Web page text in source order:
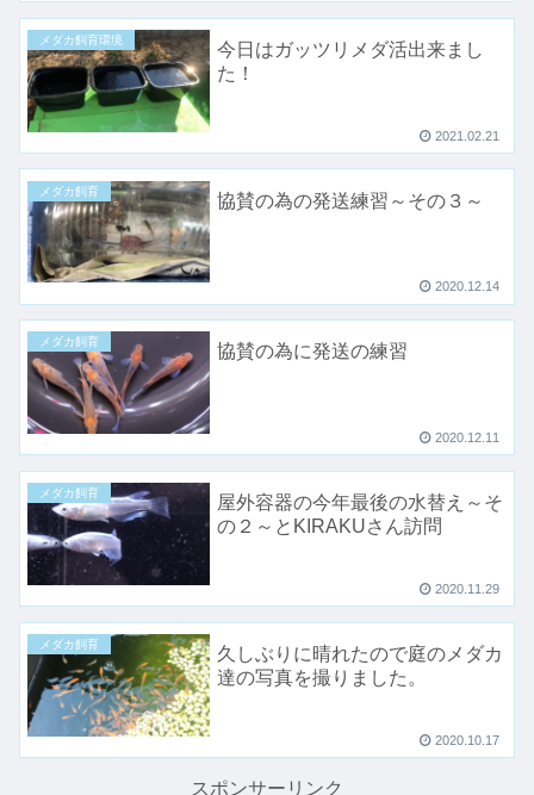
メダカ飼育環境
今日はガッツリメダ活出来まし
た！
2021.02.21
メダカ飼育 協賛の為の発送練習～その３～
2020.12.14
メダカ飼育 協賛の為に発送の練習
2020.12.11
メダカ飼育
屋外容器の今年最後の水替え～そ
の２～とKIRAKUさん訪問
2020.11.29
メダカ飼育
久しぶりに晴れたので庭のメダカ
達の写真を撮りました。
2020.10.17
スポンサーリンク